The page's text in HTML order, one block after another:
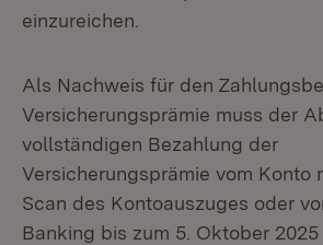
einzureichen.
Als Nachweis für den
Versicherungsprämie muss der
vollständigen Bezahlung der
Versicherungsprämie vom Konto
Scan des Kontoauszuges oder
Banking bis zum 5. Oktober 2025